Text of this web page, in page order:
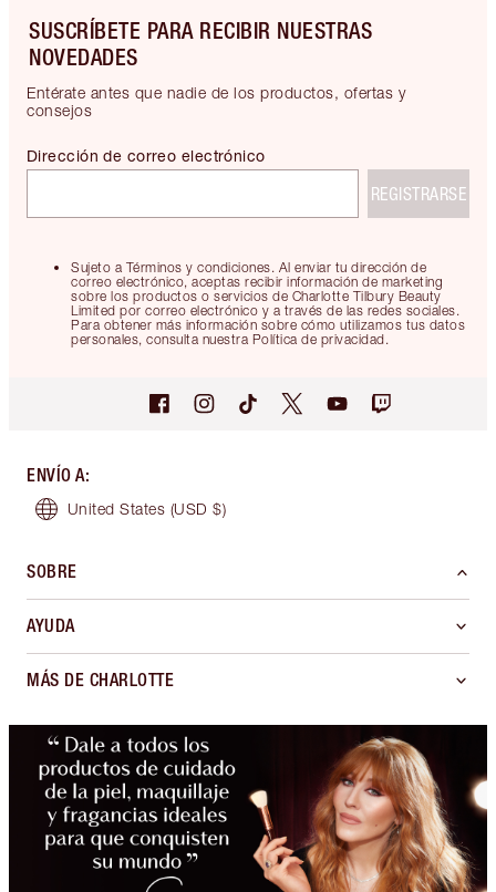
SUSCRÍBETE PARA RECIBIR NUESTRAS
NOVEDADES
Entérate antes que nadie de los productos, ofertas y
consejos
Sujeto a Términos y condiciones. Al enviar tu dirección de
correo electrónico, aceptas recibir información de marketing
sobre los productos o servicios de Charlotte Tilbury Beauty
Limited por correo electrónico y a través de las redes sociales.
Para obtener más información sobre cómo utilizamos tus datos
personales, consulta nuestra Política de privacidad.
Dirección de correo electrónico
REGISTRARSE
ENVÍO A:
United States (USD $)
SOBRE
AYUDA
MÁS DE CHARLOTTE